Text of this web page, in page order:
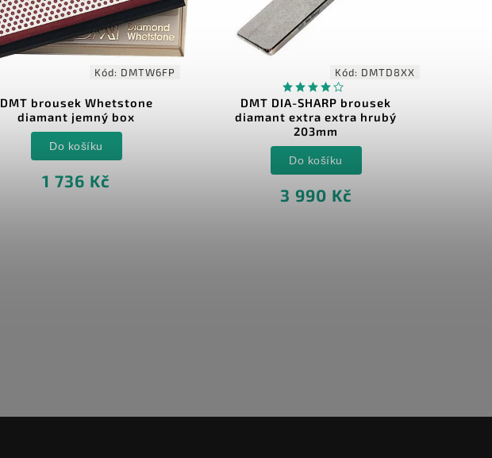
Kód: DMTW6FP
DMT brousek Whetstone
diamant jemný box
1 736 Kč
Do košíku
Kód: DMTD8XX
DMT DIA-SHARP brousek
diamant extra extra hrubý
203mm
3 990 Kč
Do košíku